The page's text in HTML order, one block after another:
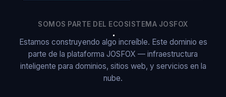
SOMOS PARTE DEL ECOSISTEMA JOSFOX
Estamos construyendo algo increíble. Este dominio es
parte de la plataforma JOSFOX — infraestructura
inteligente para dominios, sitios web, y servicios en la
nube.